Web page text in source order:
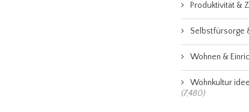
Produktivität &
Selbstfürsorge
Wohnen &
Wohnkultur
(7,480)